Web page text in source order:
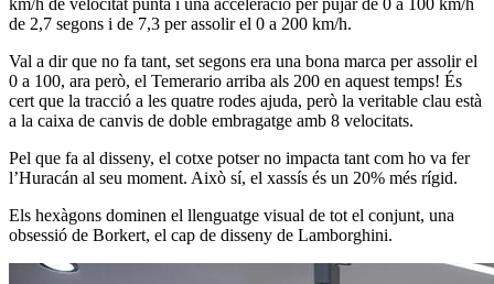
de 2,7 segons i de 7,3 per assolir el 0 a 200 km/h.
Val a dir que no fa tant, set segons era una bona marca per assolir el
0 a 100, ara però, el Temerario arriba als 200 en aquest temps! És
cert que la tracció a les quatre rodes ajuda, però la veritable clau està
a la caixa de canvis de doble embragatge amb 8 velocitats.
Pel que fa al disseny, el cotxe potser no impacta tant com ho va fer
l’Huracán al seu moment. Això sí, el xassís és un 20% més rígid.
Els hexàgons dominen el llenguatge visual de tot el conjunt, una
obsessió de Borkert, el cap de disseny de Lamborghini.